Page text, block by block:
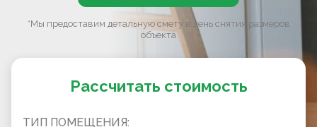
*Мы предоставим детальную смету в день снятия размеров
объекта
Рассчитать стоимость
ТИП ПОМЕЩЕНИЯ: